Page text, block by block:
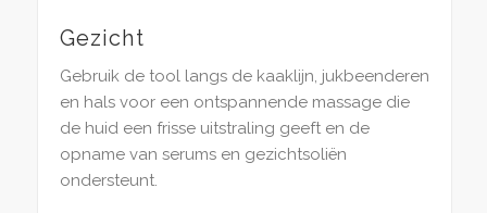
Gezicht
Gebruik de tool langs de kaaklijn, jukbeenderen
en hals voor een ontspannende massage die
de huid een frisse uitstraling geeft en de
opname van serums en gezichtsoliën
ondersteunt.